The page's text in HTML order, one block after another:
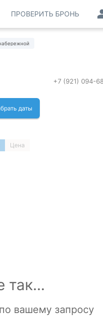
ПРОВЕРИТЬ БРОНЬ
+7 (921) 094-
даты
Цена